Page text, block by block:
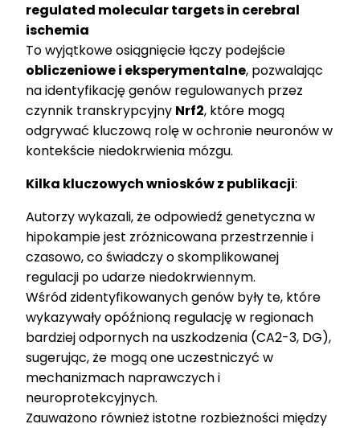
regulated molecular targets in cerebral
ischemia
To wyjątkowe osiągnięcie łączy podejście
obliczeniowe i eksperymentalne, pozwalając
na identyfikację genów regulowanych przez
czynnik transkrypcyjny Nrf2, które mogą
odgrywać kluczową rolę w ochronie neuronów w
kontekście niedokrwienia mózgu.
Kilka kluczowych wniosków z publikacji:
Autorzy wykazali, że odpowiedź genetyczna w
hipokampie jest zróżnicowana przestrzennie i
czasowo, co świadczy o skomplikowanej
regulacji po udarze niedokrwiennym.
Wśród zidentyfikowanych genów były te, które
wykazywały opóźnioną regulację w regionach
bardziej odpornych na uszkodzenia (CA2-3, DG),
sugerując, że mogą one uczestniczyć w
mechanizmach naprawczych i
neuroprotekcyjnych.
Zauważono również istotne rozbieżności między